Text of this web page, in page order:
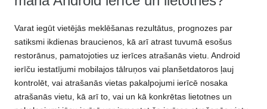
Varat iegūt vietējās meklēšanas rezultātus, prognozes par
satiksmi ikdienas braucienos, kā arī atrast tuvumā esošus
restorānus, pamatojoties uz ierīces atrašanās vietu. Android
ierīču iestatījumi mobilajos tālruņos vai planšetdatoros ļauj
kontrolēt, vai atrašanās vietas pakalpojumi ierīcē nosaka
atrašanās vietu, kā arī to, vai un kā konkrētas lietotnes un